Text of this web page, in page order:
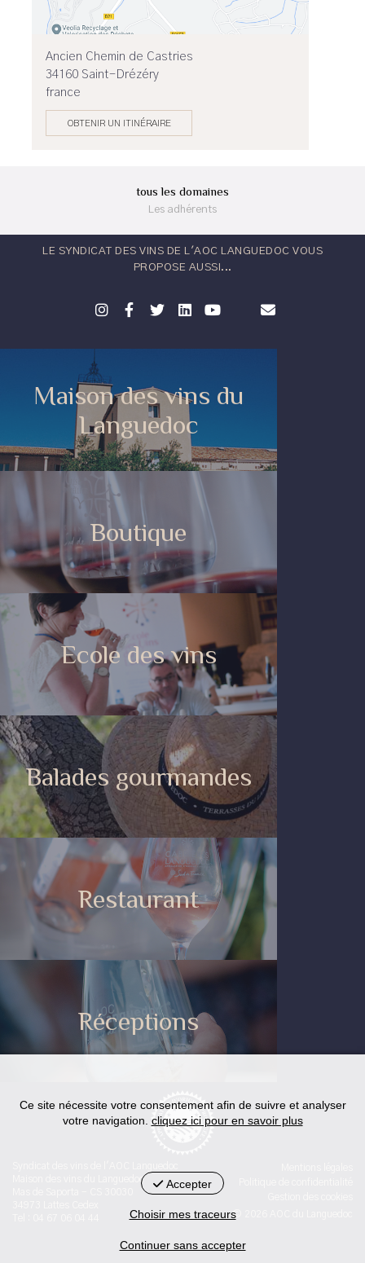
Ancien Chemin de Castries
34160 Saint-Drézéry
france
OBTENIR UN ITINÉRAIRE
tous les domaines
Les adhérents
LE SYNDICAT DES VINS DE L'AOC LANGUEDOC VOUS
PROPOSE AUSSI...
Maison des vins du
Languedoc
Boutique
Ecole des vins
Balades gourmandes
Restaurant
Réceptions
Maison des vins du Languedoc
© 2026 AOC du Languedoc
< id="str-pied-mention">L'abus d’alcool est dangereux pour la
Ce site nécessite votre consentement afin de suivre et analyser
votre navigation. cliquez ici pour en savoir plus
Accepter
Choisir mes traceurs
Continuer sans accepter